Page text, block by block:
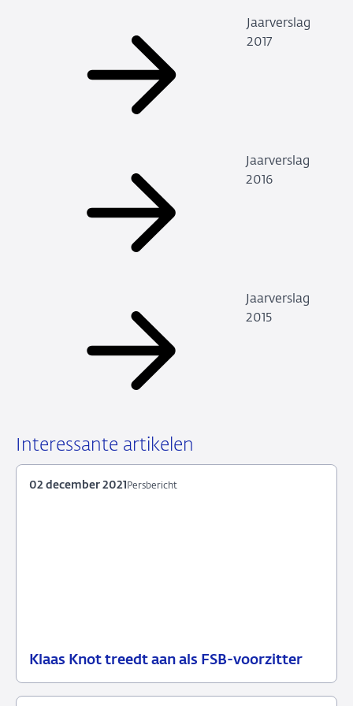
Jaarverslag
2017
Jaarverslag
2016
Jaarverslag
2015
Interessante artikelen
Klaas Knot treedt aan als FSB-voorzitter
Persbericht
02 december 2021